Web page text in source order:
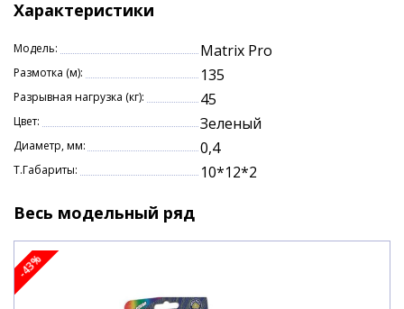
Характеристики
Модель: Matrix Pro
Размотка (м): 135
Разрывная нагрузка (кг): 45
Цвет: Зеленый
Диаметр, мм: 0,4
Т.Габариты: 10*12*2
Весь модельный ряд
-43%